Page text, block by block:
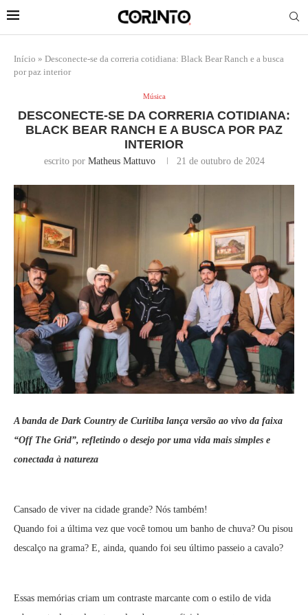
Início » Desconecte-se da correria cotidiana: Black Bear Ranch e a busca
por paz interior
Música
DESCONECTE-SE DA CORRERIA COTIDIANA:
BLACK BEAR RANCH E A BUSCA POR PAZ
INTERIOR
escrito por Matheus Mattuvo 21 de outubro de 2024
A banda de Dark Country de Curitiba lança versão ao vivo da faixa
“Off The Grid”, refletindo o desejo por uma vida mais simples e
conectada à natureza
Cansado de viver na cidade grande? Nós também!
Quando foi a última vez que você tomou um banho de chuva? Ou pisou
descalço na grama? E, ainda, quando foi seu último passeio a cavalo?
Essas memórias criam um contraste marcante com o estilo de vida